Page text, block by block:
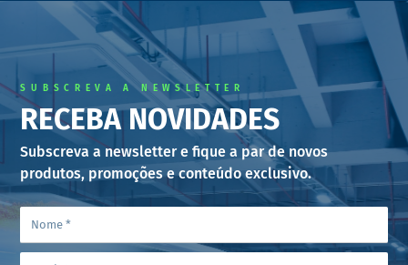
SUBSCREVA A NEWSLETTER
RECEBA NOVIDADES
Subscreva a newsletter e fique a par de novos
produtos, promoções e conteúdo exclusivo.